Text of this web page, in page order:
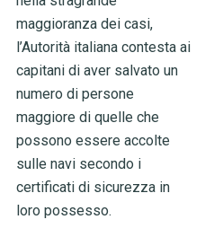
maggioranza dei casi,
l’Autorità italiana contesta ai
capitani di aver salvato un
numero di persone
maggiore di quelle che
possono essere accolte
sulle navi secondo i
certificati di sicurezza in
loro possesso.